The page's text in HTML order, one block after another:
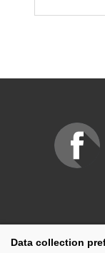
par : Financé par :
Data collection